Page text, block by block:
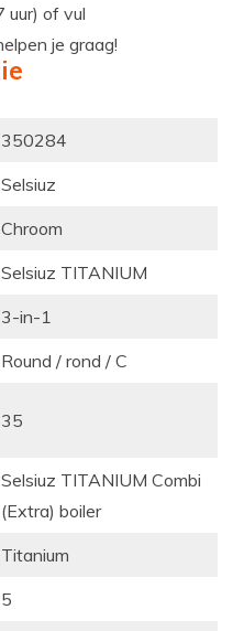
of vul
je graag!
350284
Selsiuz
Chroom
Selsiuz TITANIUM
3-in-1
Round / rond / C
35
Selsiuz TITANIUM Combi
(Extra) boiler
Titanium
5